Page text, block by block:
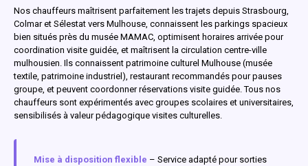
Nos chauffeurs maîtrisent parfaitement les trajets depuis Strasbourg,
Colmar et Sélestat vers Mulhouse, connaissent les parkings spacieux
bien situés près du musée MAMAC, optimisent horaires arrivée pour
coordination visite guidée, et maîtrisent la circulation centre-ville
mulhousien. Ils connaissent patrimoine culturel Mulhouse (musée
textile, patrimoine industriel), restaurant recommandés pour pauses
groupe, et peuvent coordonner réservations visite guidée. Tous nos
chauffeurs sont expérimentés avec groupes scolaires et universitaires,
sensibilisés à valeur pédagogique visites culturelles.
Mise à disposition flexible – Service adapté pour sorties